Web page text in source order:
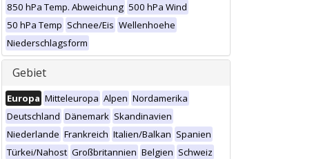
850 hPa Temp. Abweichung 500 hPa Wind
50 hPa Temp Schnee/Eis Wellenhoehe
Niederschlagsform
Gebiet
Europa Mitteleuropa Alpen Nordamerika
Deutschland Dänemark Skandinavien
Niederlande Frankreich Italien/Balkan Spanien
Türkei/Nahost Großbritannien Belgien Schweiz